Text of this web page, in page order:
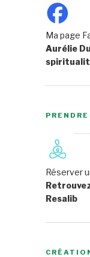
Ma page
Aurélie
Réserver
Resalib